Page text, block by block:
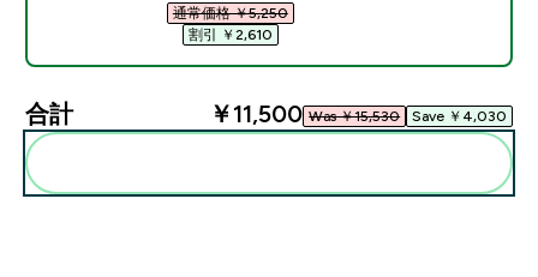
通常価格 ￥5,250‎
割引 ￥2,610‎
合計 ￥11,500‎ Was ￥15,530‎ Save ￥4,030‎